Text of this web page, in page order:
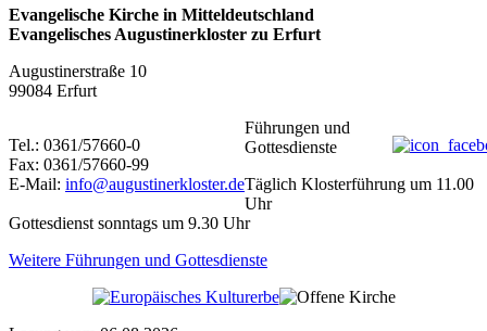
Evangelische Kirche in Mitteldeutschland
Evangelisches Augustinerkloster zu Erfurt
Augustinerstraße 10
99084 Erfurt
Tel.: 0361/57660-0
Fax: 0361/57660-99
E-Mail: info@augustinerkloster.de
Führungen und
Gottesdienste
Täglich Klosterführung um 11.00
Uhr
Gottesdienst sonntags um 9.30 Uhr
Weitere Führungen und Gottesdienste